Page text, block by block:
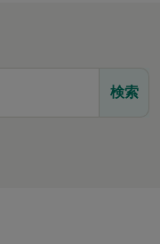
検索